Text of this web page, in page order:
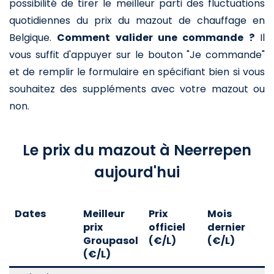
possibilité de tirer le meilleur parti des fluctuations
quotidiennes du prix du mazout de chauffage en
Belgique. Comment valider une commande ?Il
vous suffit d'appuyer sur le bouton "Je commande"
et de remplir le formulaire en spécifiant bien si vous
souhaitez des suppléments avec votre mazout ou
non.
Le prix du mazout à Neerrepen
aujourd'hui
Dates
Meilleur
prix
Groupasol
(€/L)
Prix
officiel
(€/L)
Mois
dernier
(€/L)